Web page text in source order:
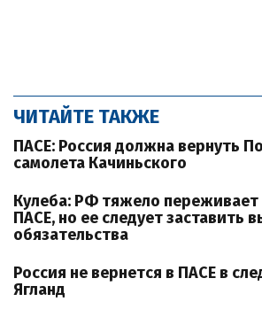
ЧИТАЙТЕ ТАКЖЕ
ПАСЕ: Россия должна вернуть
самолета Качиньского
Кулеба: РФ тяжело
ПАСЕ, но ее следует заставить
обязательства
Россия не вернется в ПАСЕ в
Ягланд